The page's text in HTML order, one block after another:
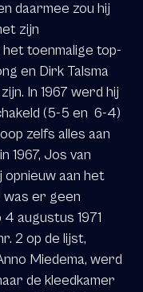
daarmee zou hij
zijn
toenmalige top-
en Dirk Talsma
In 1967 werd hij
(5-5 en 6-4)
zelfs alles aan
1967, Jos van
aan het
was er geen
augustus 1971
2 op de lijst,
Miedema, werd
de kleedkamer